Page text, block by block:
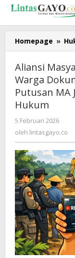
Lewati
konten
Homepage »
Aliansi
Warga
Putusan MA
Hukum
5 Februari 2026
oleh lintasgayo.co